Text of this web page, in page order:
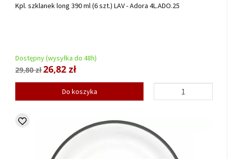
Kpl. szklanek long 390 ml (6 szt.) LAV - Adora 4L.ADO.25
Dostępny (wysyłka do 48h)
29,80 zł26,82 zł
Do koszyka